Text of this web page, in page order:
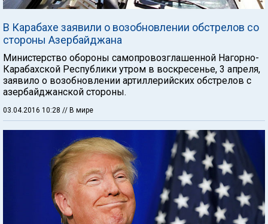
В Карабахе заявили о возобновлении обстрелов со
стороны Азербайджана
Министерство обороны самопровозглашенной Нагорно-
Карабахской Республики утром в воскресенье, 3 апреля,
заявило о возобновлении артиллерийских обстрелов с
азербайджанской стороны.
03.04.2016 10:28 // В мире